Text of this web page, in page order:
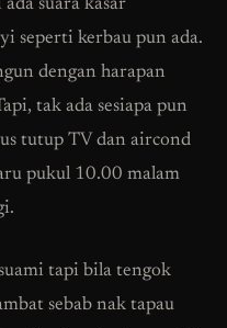
suara kasar
seperti kerbau pun ada.
dengan harapan
tak ada sesiapa pun
tutup TV dan aircond
pukul 10.00 malam
tapi bila tengok
sebab nak tapau